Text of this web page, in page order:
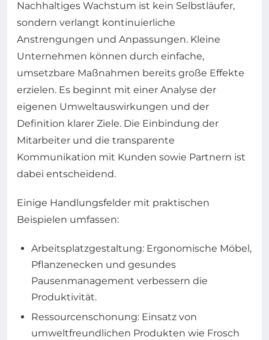
Nachhaltiges Wachstum ist kein Selbstläufer,
sondern verlangt kontinuierliche
Anstrengungen und Anpassungen. Kleine
Unternehmen können durch einfache,
umsetzbare Maßnahmen bereits große Effekte
erzielen. Es beginnt mit einer Analyse der
eigenen Umweltauswirkungen und der
Definition klarer Ziele. Die Einbindung der
Mitarbeiter und die transparente
Kommunikation mit Kunden sowie Partnern ist
dabei entscheidend.
Einige Handlungsfelder mit praktischen
Beispielen umfassen:
Arbeitsplatzgestaltung: Ergonomische Möbel,
Pflanzenecken und gesundes
Pausenmanagement verbessern die
Produktivität.
Ressourcenschonung: Einsatz von
umweltfreundlichen Produkten wie Frosch